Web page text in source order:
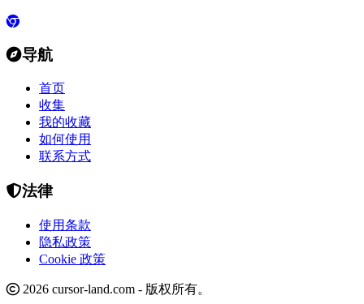
导航
首页
收集
我的收藏
如何使用
联系方式
法律
使用条款
隐私政策
Cookie 政策
2026 cursor-land.com - 版权所有。